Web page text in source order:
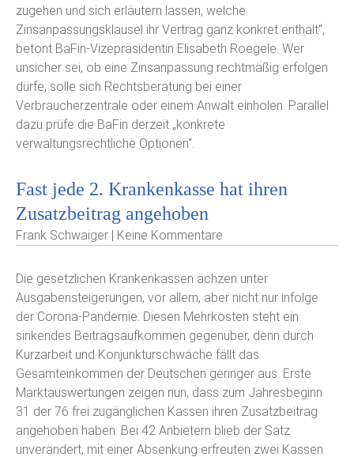
zugehen und sich erläutern lassen, welche
Zinsanpassungsklausel ihr Vertrag ganz konkret enthält“,
betont BaFin-Vizepräsidentin Elisabeth Roegele. Wer
unsicher sei, ob eine Zinsanpassung rechtmäßig erfolgen
dürfe, solle sich Rechtsberatung bei einer
Verbraucherzentrale oder einem Anwalt einholen. Parallel
dazu prüfe die BaFin derzeit „konkrete
verwaltungsrechtliche Optionen“.
Fast jede 2. Krankenkasse hat ihren
Zusatzbeitrag angehoben
Frank Schwaiger | Keine Kommentare
Die gesetzlichen Krankenkassen ächzen unter
Ausgabensteigerungen, vor allem, aber nicht nur infolge
der Corona-Pandemie. Diesen Mehrkosten steht ein
sinkendes Beitragsaufkommen gegenüber, denn durch
Kurzarbeit und Konjunkturschwäche fällt das
Gesamteinkommen der Deutschen geringer aus. Erste
Marktauswertungen zeigen nun, dass zum Jahresbeginn
31 der 76 frei zugänglichen Kassen ihren Zusatzbeitrag
angehoben haben. Bei 42 Anbietern blieb der Satz
unverändert, mit einer Absenkung erfreuten zwei Kassen